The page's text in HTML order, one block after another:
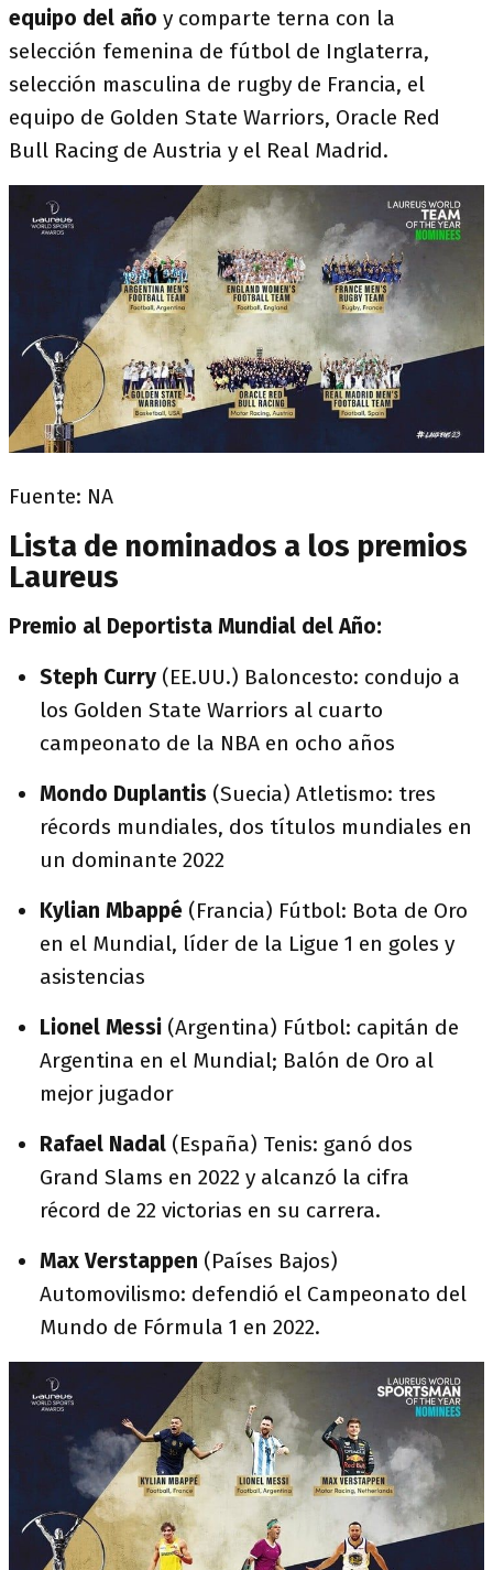
equipo del año y comparte terna con la
selección femenina de fútbol de Inglaterra,
selección masculina de rugby de Francia, el
equipo de Golden State Warriors, Oracle Red
Bull Racing de Austria y el Real Madrid.
Fuente: NA
Lista de nominados a los premios
Laureus
Premio al Deportista Mundial del Año:
Steph Curry (EE.UU.) Baloncesto: condujo a
los Golden State Warriors al cuarto
campeonato de la NBA en ocho años
Mondo Duplantis (Suecia) Atletismo: tres
récords mundiales, dos títulos mundiales en
un dominante 2022
Kylian Mbappé (Francia) Fútbol: Bota de Oro
en el Mundial, líder de la Ligue 1 en goles y
asistencias
Lionel Messi (Argentina) Fútbol: capitán de
Argentina en el Mundial; Balón de Oro al
mejor jugador
Rafael Nadal (España) Tenis: ganó dos
Grand Slams en 2022 y alcanzó la cifra
récord de 22 victorias en su carrera.
Max Verstappen (Países Bajos)
Automovilismo: defendió el Campeonato del
Mundo de Fórmula 1 en 2022.